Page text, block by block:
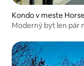
Kondo v meste
Moderný byt len pár